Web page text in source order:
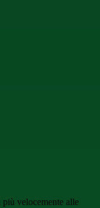
più velocemente alle